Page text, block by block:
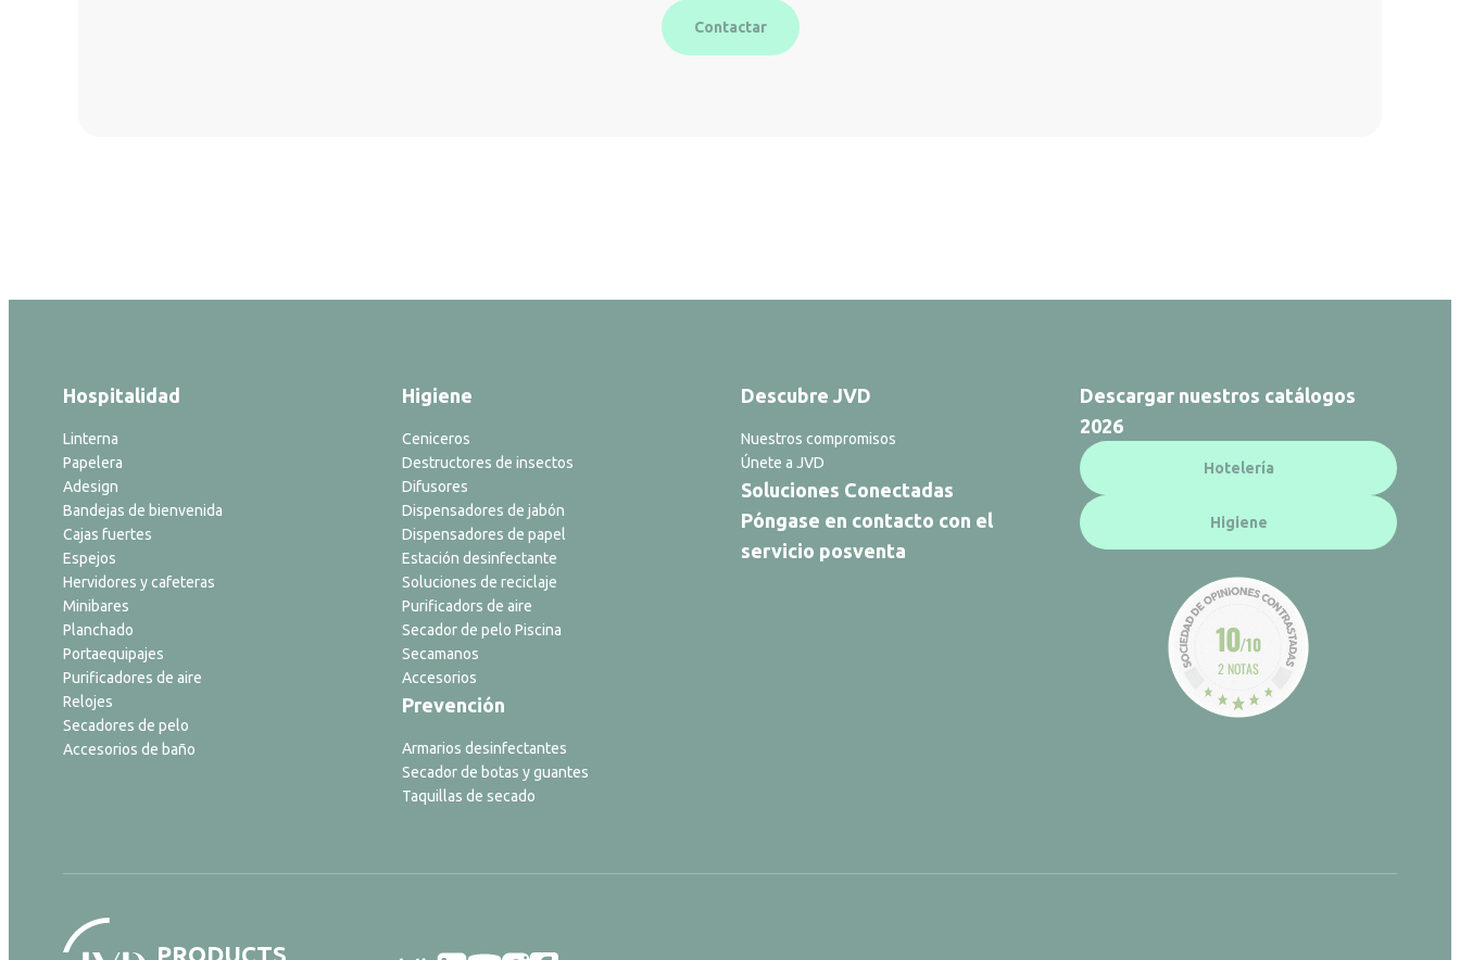
Contactar
Hospitalidad
Linterna
Papelera
Adesign
Bandejas de bienvenida
Cajas fuertes
Espejos
Hervidores y cafeteras
Minibares
Planchado
Portaequipajes
Purificadores de aire
Relojes
Secadores de pelo
Accesorios de baño
Higiene
Ceniceros
Destructores de insectos
Difusores
Dispensadores de jabón
Dispensadores de papel
Estación desinfectante
Soluciones de reciclaje
Purificadors de aire
Secador de pelo Piscina
Secamanos
Accesorios
Prevención
Armarios desinfectantes
Secador de botas y guantes
Taquillas de secado
Descubre JVD
Nuestros compromisos
Únete a JVD
Soluciones Conectadas
Póngase en contacto con el
servicio posventa
Descargar nuestros catálogos
2026
Hotelería
Higiene
10/10
2 NOTAS
PRODUCTS